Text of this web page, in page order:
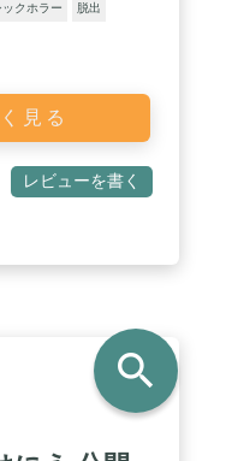
ックホラー 脱出
見る
レビューを書く
search